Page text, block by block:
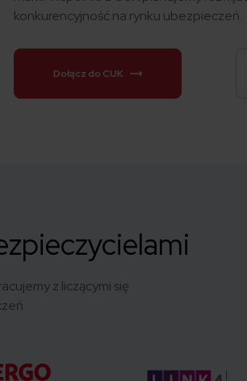
konkurencyjność na rynku ubezpieczeń.
Dołącz do CUK
z liczącymi się